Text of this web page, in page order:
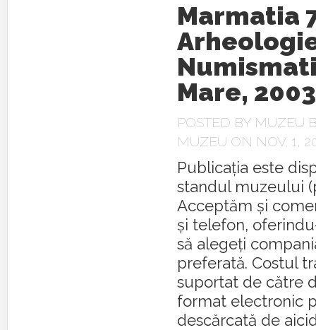
Marmatia
Mare, 2003
POSTED BY MUZEU
MUZEU ON NOV. 1,
Publicația este
standul muzeului
Acceptăm și
și telefon,
să alegeți
preferată. Costul
suportat de către
format electronic
descărcată de